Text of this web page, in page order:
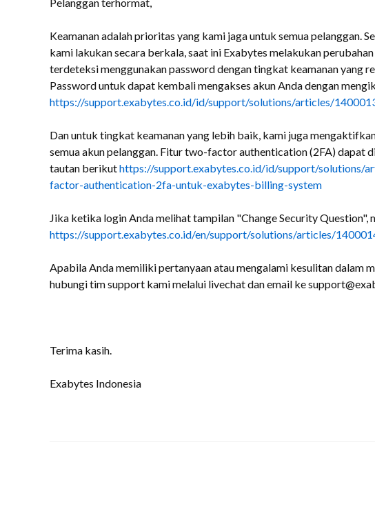
Keamanan adalah prioritas yang kami jaga untuk semua pelanggan.
kami lakukan secara berkala, saat ini Exabytes melakukan
terdeteksi menggunakan password dengan tingkat keamanan yang
Password untuk dapat kembali mengakses akun Anda dengan
https://support.exabytes.co.id/id/support/solutions/articles/
Dan untuk tingkat keamanan yang lebih baik, kami juga
semua akun pelanggan. Fitur two-factor authentication (2FA) dapat
tautan berikuthttps://support.exabytes.co.id/id/support/solutions/
factor-authentication-2fa-untuk-exabytes-billing-system
Jika ketika login Anda melihat tampilan "Change Security
https://support.exabytes.co.id/en/support/solutions/articles/
Apabila Anda memiliki pertanyaan atau mengalami kesulitan dalam
hubungi tim support kami melalui livechat dan email ke
Terima kasih.
Exabytes Indonesia